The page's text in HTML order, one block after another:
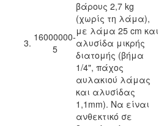
3. 16000000-
5
βάρους 2,7 kg
(χωρίς τη λάμα),
με λάμα 25 cm και
αλυσίδα μικρής
διατομής (βήμα
1/4", πάχος
αυλακιού λάμας
και αλυσίδας
1,1mm). Να είναι
ανθεκτικό σε